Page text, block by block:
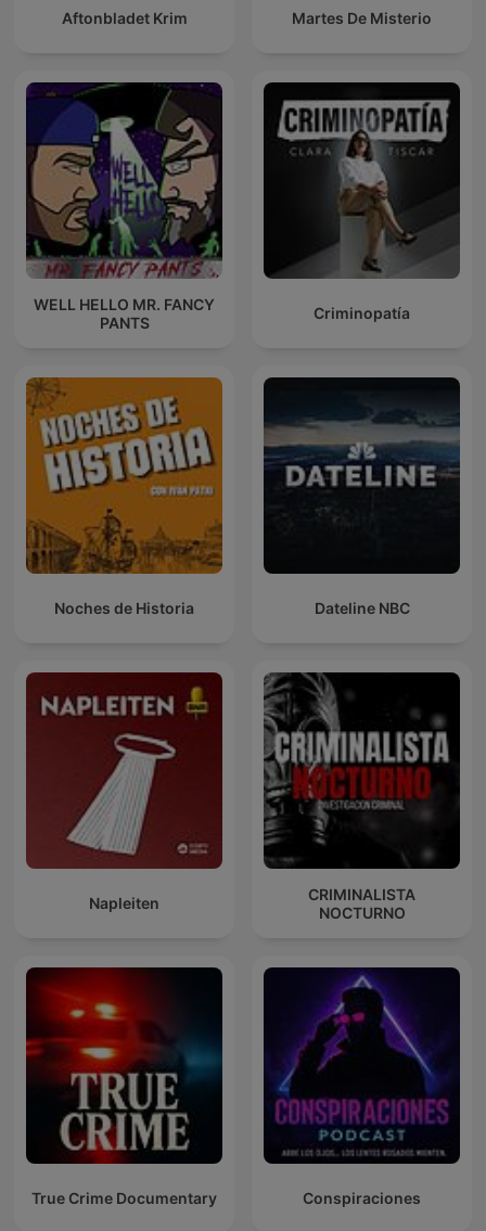
Aftonbladet Krim Martes De Misterio
WELL HELLO MR. FANCY
PANTS
Criminopatía
Noches de Historia Dateline NBC
Napleiten
CRIMINALISTA
NOCTURNO
True Crime Documentary Conspiraciones